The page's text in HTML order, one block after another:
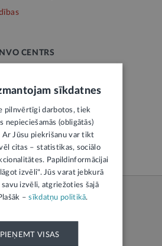
CENTRS
3 ziemas vakariem
REPUBLIKAS TIESĪBU AKTI
sīkdatnes
pilnvērtīgi darbotos, tiek
nepieciešamās (obligātās)
Ar Jūsu piekrišanu var tikt
citas – statistikas, sociālo
Papildinformācijai
izvēli". Jūs varat jebkurā
izvēli, atgriežoties šajā
–sīkdatņu politikā.
PIEŅEMT VISAS